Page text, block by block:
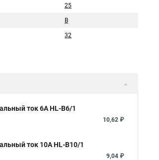
25
B
32
ток 6А HL-B6/1
10,62 ₽
ток 10А HL-B10/1
9,04 ₽